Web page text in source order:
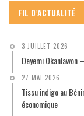
FIL D’ACTUALITÉ
3 JUILLET 2026
Deyemi
27 MAI 2026
Tissu indigo au
économique